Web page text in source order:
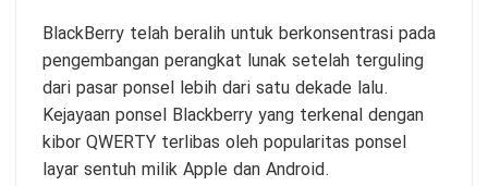
BlackBerry telah beralih untuk berkonsentrasi pada
pengembangan perangkat lunak setelah terguling
dari pasar ponsel lebih dari satu dekade lalu.
Kejayaan ponsel Blackberry yang terkenal dengan
kibor QWERTY terlibas oleh popularitas ponsel
layar sentuh milik Apple dan Android.